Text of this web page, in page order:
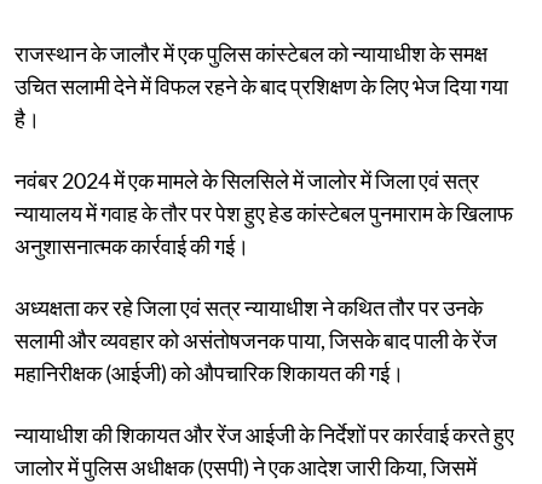
राजस्थान के जालौर में एक पुलिस कांस्टेबल को न्यायाधीश के समक्ष
उचित सलामी देने में विफल रहने के बाद प्रशिक्षण के लिए भेज दिया गया
है।
नवंबर 2024 में एक मामले के सिलसिले में जालोर में जिला एवं सत्र
न्यायालय में गवाह के तौर पर पेश हुए हेड कांस्टेबल पुनमाराम के खिलाफ
अनुशासनात्मक कार्रवाई की गई।
अध्यक्षता कर रहे जिला एवं सत्र न्यायाधीश ने कथित तौर पर उनके
सलामी और व्यवहार को असंतोषजनक पाया, जिसके बाद पाली के रेंज
महानिरीक्षक (आईजी) को औपचारिक शिकायत की गई।
न्यायाधीश की शिकायत और रेंज आईजी के निर्देशों पर कार्रवाई करते हुए
जालोर में पुलिस अधीक्षक (एसपी) ने एक आदेश जारी किया, जिसमें